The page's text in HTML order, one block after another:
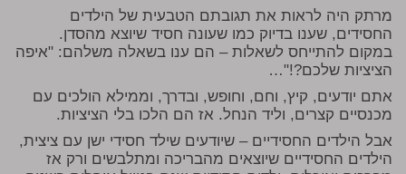
מרתק היה לראות את תגובתם הטבעית של הילדים
החסידים, שענו בדיוק כמו שעונה חסיד שיוצא מהסדן.
במקום להתייחס לשאלות – הם ענו בשאלה משלהם: "איפה
הציציות שלכם?!"…
אתם יודעים, קיץ, וחם, וחופש, ובדרך, וממילא הולכים עם
מכנסיים קצרים, וליד הנחל. אז הם הלכו בלי הציציות.
אבל הילדים החסידיים – שיודעים שילד חסידי ישן עם ציצית,
הילדים החסידיים שיוצאים מהבריכה ומתלבשים ורק אז